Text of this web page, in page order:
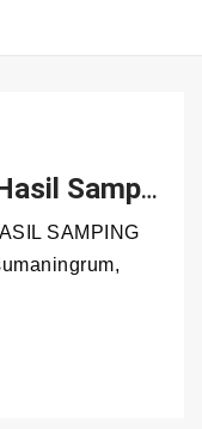
Mendulang Cuan Dari Hasil Samping Olahan Ikan
SAMPING